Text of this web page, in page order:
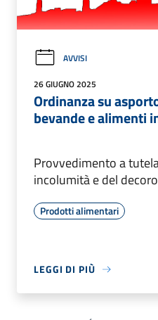
AVVISI
26 GIUGNO 2025
Ordinanza su
bevande e alimenti
Provvedimento a
incolumità e del
Prodotti alimentari
LEGGI DI PIÙ